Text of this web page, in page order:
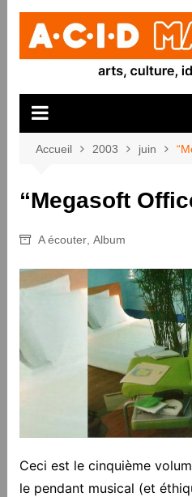
Aller
contenu
Accueil 2003 juin
“Megasoft
A écouter, Album
Ceci est le cinquième
le pendant musical (et